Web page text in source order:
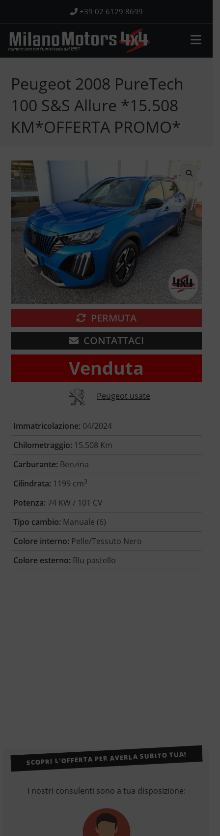
contenuto
+39 02 6129 8699
Peugeot 2008 PureTech
100 S&S Allure *15.508
KM*OFFERTA PROMO*
PERMUTA
CONTATTACI
Venduta
Peugeot usate
Immatricolazione: 04/2024
Chilometraggio: 15.508 Km
Carburante: Benzina
Cilindrata: 1199 cm3
Potenza: 74 KW / 101 CV
Tipo cambio: Manuale (6)
Colore interno: Pelle/Tessuto Nero
Colore esterno: Blu pastello
SCOPRI L’OFFERTA PER AVERLA SUBITO TUA!
I nostri consulenti sono a tua disposizione: